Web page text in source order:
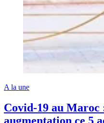
A la une
Covid-19 au Maroc
augmentation ce 5